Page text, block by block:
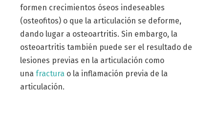
formen crecimientos óseos indeseables
(osteofitos) o que la articulación se deforme,
dando lugar a osteoartritis. Sin embargo, la
osteoartritis también puede ser el resultado de
lesiones previas en la articulación como
una fractura o la inflamación previa de la
articulación.